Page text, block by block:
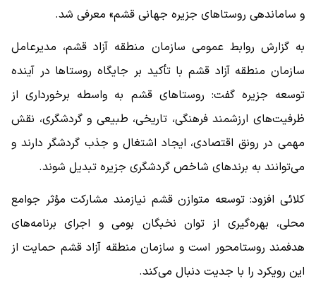
و ساماندهی روستاهای جزیره جهانی قشم» معرفی شد.
به گزارش روابط عمومی سازمان منطقه آزاد قشم، مدیرعامل
سازمان منطقه آزاد قشم با تأکید بر جایگاه روستاها در آینده
توسعه جزیره گفت: روستاهای قشم به واسطه برخورداری از
ظرفیت‌های ارزشمند فرهنگی، تاریخی، طبیعی و گردشگری، نقش
مهمی در رونق اقتصادی، ایجاد اشتغال و جذب گردشگر دارند و
می‌توانند به برندهای شاخص گردشگری جزیره تبدیل شوند.
کلائی افزود: توسعه متوازن قشم نیازمند مشارکت مؤثر جوامع
محلی، بهره‌گیری از توان نخبگان بومی و اجرای برنامه‌های
هدفمند روستامحور است و سازمان منطقه آزاد قشم حمایت از
این رویکرد را با جدیت دنبال می‌کند.